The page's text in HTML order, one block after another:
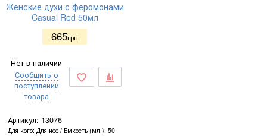
Женские духи с феромонами
Casual Red 50мл
665грн
Нет в наличии
Сообщить о
поступлении
товара
Артикул: 13076
Для кого Для нее Емкость (мл.) 50